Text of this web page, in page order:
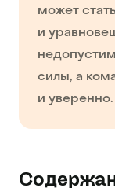
может
и
силы, а
и уверенно.